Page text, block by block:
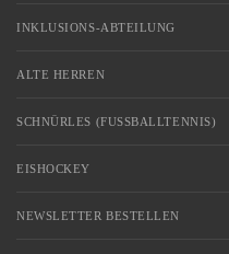
INKLUSIONS-ABTEILUNG
ALTE HERREN
SCHNÜRLES (FUSSBALLTENNIS)
EISHOCKEY
NEWSLETTER BESTELLEN